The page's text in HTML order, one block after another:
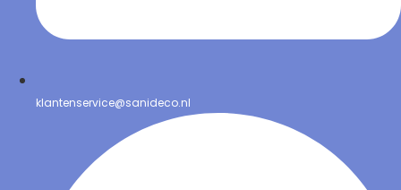
klantenservice@sanideco.nl